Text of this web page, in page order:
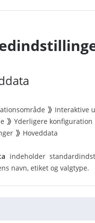
Interaktive
Yderligere konfiguration
Hoveddata
indeholder
navn, etiket og valgtype.